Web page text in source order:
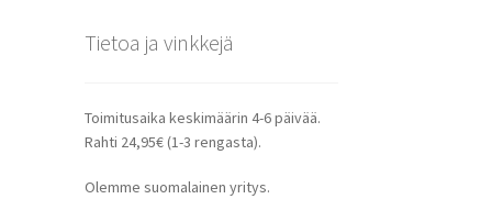
Tietoa ja vinkkejä
Toimitusaika keskimäärin 4-6 päivää.
Rahti 24,95€ (1-3 rengasta).
Olemme suomalainen yritys.